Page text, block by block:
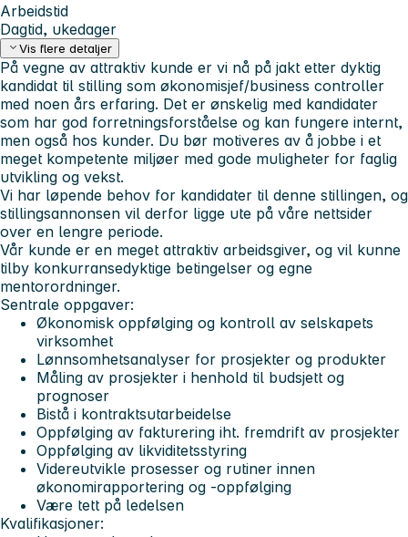
Arbeidstid
Dagtid, ukedager
Vis flere detaljer
På vegne av attraktiv kunde er vi nå på jakt etter dyktig
kandidat til stilling som økonomisjef/business controller
med noen års erfaring. Det er ønskelig med kandidater
som har god forretningsforståelse og kan fungere internt,
men også hos kunder. Du bør motiveres av å jobbe i et
meget kompetente miljøer med gode muligheter for faglig
utvikling og vekst.
Vi har løpende behov for kandidater til denne stillingen, og
stillingsannonsen vil derfor ligge ute på våre nettsider
over en lengre periode.
Vår kunde er en meget attraktiv arbeidsgiver, og vil kunne
tilby konkurransedyktige betingelser og egne
mentorordninger.
Sentrale oppgaver:
Økonomisk oppfølging og kontroll av selskapets
virksomhet
Lønnsomhetsanalyser for prosjekter og produkter
Måling av prosjekter i henhold til budsjett og
prognoser
Bistå i kontraktsutarbeidelse
Oppfølging av fakturering iht. fremdrift av prosjekter
Oppfølging av likviditetsstyring
Videreutvikle prosesser og rutiner innen
økonomirapportering og -oppfølging
Være tett på ledelsen
Kvalifikasjoner: